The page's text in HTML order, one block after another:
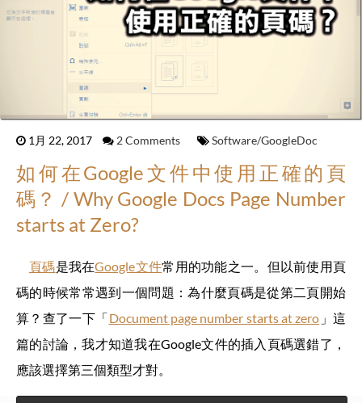
1月 22, 2017 2 Comments Software/GoogleDoc
如何在Google文件中使用正確的頁
碼？ / Why Google Docs Page Number
starts at Zero?
頁碼是我在Google文件常用的功能之一。但以前使用頁
碼的時候常常遇到一個問題：為什麼頁碼是從第二頁開始
算？查了一下「Document page number starts at zero 」這
篇的討論，我才知道我在Google文件的插入頁碼選錯了，
應該選擇第三個類型才對。